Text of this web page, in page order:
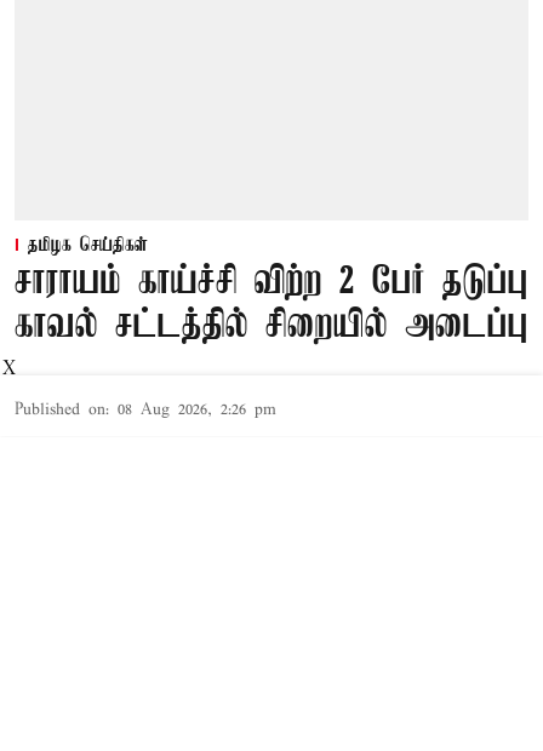
தமிழக செய்திகள்
சாராயம் காய்ச்சி விற்ற 2 பேர் தடுப்பு
காவல் சட்டத்தில் சிறையில் அடைப்பு
Published on: 08 Aug 2026, 2:26 pm
X